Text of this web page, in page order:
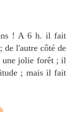
! A 6 h. il fait
de l'autre côté de
une jolie forêt ; il
; mais il fait